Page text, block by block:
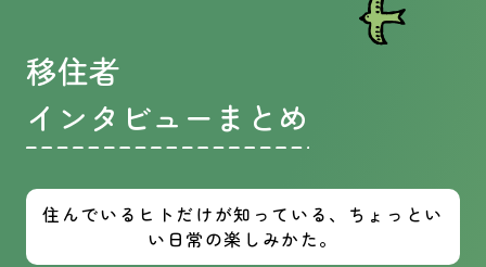
移住者
インタビューまとめ
住んでいるヒトだけが知っている、ちょっとい
い日常の楽しみかた。